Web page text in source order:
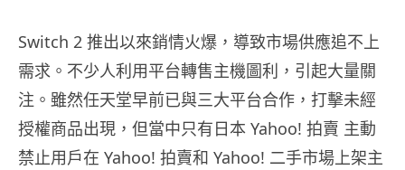
Switch 2 推出以來銷情火爆，導致市場供應追不上
需求。不少人利用平台轉售主機圖利，引起大量關
注。雖然任天堂早前已與三大平台合作，打擊未經
授權商品出現，但當中只有日本 Yahoo! 拍賣 主動
禁止用戶在 Yahoo! 拍賣和 Yahoo! 二手市場上架主